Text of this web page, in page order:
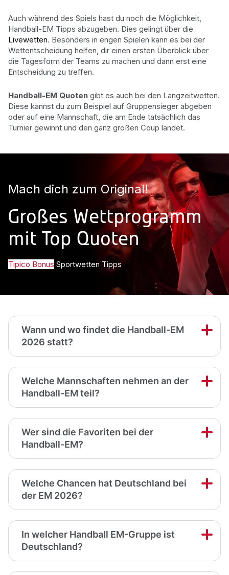
Auch während des Spiels hast du noch die Möglichkeit,
Handball-EM Tipps abzugeben. Dies gelingt über die
Livewetten. Besonders in engen Spielen kann es bei der
Wettentscheidung helfen, dir einen ersten Überblick über
die Tagesform der Teams zu machen und dann erst eine
Entscheidung zu treffen.
Handball-EM Quoten gibt es auch bei den Langzeitwetten.
Diese kannst du zum Beispiel auf Gruppensieger abgeben
oder auf eine Mannschaft, die am Ende tatsächlich das
Turnier gewinnt und den ganz großen Coup landet.
Mach dich zum Original!
Großes Wettprogramm
mit Top Quoten
Tipico Bonus Sportwetten Tipps
Wann und wo findet die Handball-EM
2026 statt?
Welche Mannschaften nehmen an der
Handball-EM teil?
Wer sind die Favoriten bei der
Handball-EM?
Welche Chancen hat Deutschland bei
der EM 2026?
In welcher Handball EM-Gruppe ist
Deutschland?